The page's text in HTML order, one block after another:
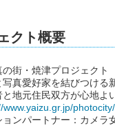
クト概要
街・焼津プロジェクト
写真愛好家を結びつける
地元住民双方が心地よ
www.yaizu.gr.jp/photocity/
ンパートナー：カメラ